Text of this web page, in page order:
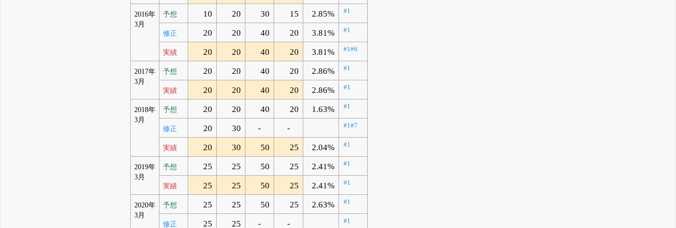
2016年
3月
予想 10 20 30 15 2.85% #1
修正 20 20 40 20 3.81% #1
実績 20 20 40 20 3.81% #1#6
2017年
3月
予想 20 20 40 20 2.86% #1
実績 20 20 40 20 2.86% #1
2018年
3月
予想 20 20 40 20 1.63% #1
修正 20 30 - - #1#7
実績 20 30 50 25 2.04% #1
2019年
3月
予想 25 25 50 25 2.41% #1
実績 25 25 50 25 2.41% #1
2020年
3月
予想 25 25 50 25 2.63% #1
修正 25 25 - - #1